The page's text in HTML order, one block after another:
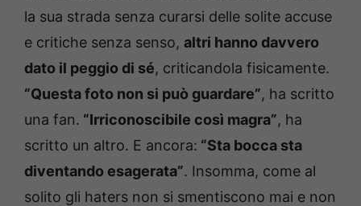
la sua strada senza curarsi delle solite accuse
e critiche senza senso, altri hanno davvero
dato il peggio di sé, criticandola fisicamente.
“Questa foto non si può guardare”, ha scritto
una fan. “Irriconoscibile così magra”, ha
scritto un altro. E ancora: “Sta bocca sta
diventando esagerata”. Insomma, come al
solito gli haters non si smentiscono mai e non